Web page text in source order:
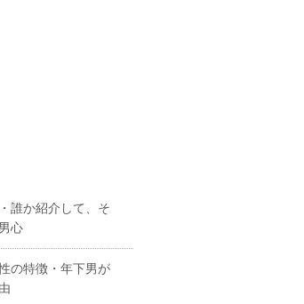
誰か紹介して、そ
心
の特徴・年下男が